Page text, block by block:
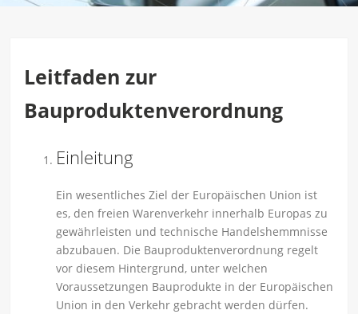
Leitfaden zur
Bauproduktenverordnung
Einleitung
Ein wesentliches Ziel der Europäischen Union ist
es, den freien Warenverkehr innerhalb Europas zu
gewährleisten und technische Handelshemmnisse
abzubauen. Die Bauproduktenverordnung regelt
vor diesem Hintergrund, unter welchen
Voraussetzungen Bauprodukte in der Europäischen
Union in den Verkehr gebracht werden dürfen.